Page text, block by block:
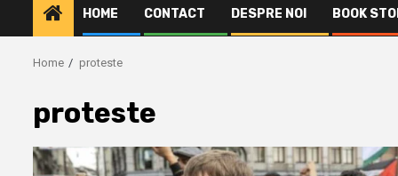
HOME CONTACT DESPRE NOI BOOK
Home proteste
proteste